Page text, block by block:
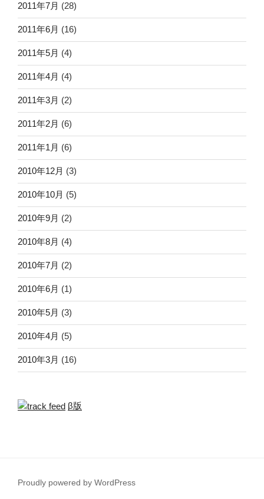
2011年7月 (28)
2011年6月 (16)
2011年5月 (4)
2011年4月 (4)
2011年3月 (2)
2011年2月 (6)
2011年1月 (6)
2010年12月 (3)
2010年10月 (5)
2010年9月 (2)
2010年8月 (4)
2010年7月 (2)
2010年6月 (1)
2010年5月 (3)
2010年4月 (5)
2010年3月 (16)
β版
Proudly powered by WordPress